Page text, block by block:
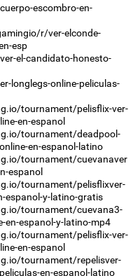
escombro-en-
r/ver-elconde-
esp
el-candidato-honesto-
longlegs-online-peliculas-
tournament/pelisflix-ver-
en-espanol
tournament/deadpool-
en-espanol-latino
tournament/cuevanaver
espanol
tournament/pelisflixver-
espanol-y-latino-gratis
tournament/cuevana3-
en-espanol-y-latino-mp4
tournament/pelisflix-ver-
en-espanol
tournament/repelisver-
en-espanol-latino